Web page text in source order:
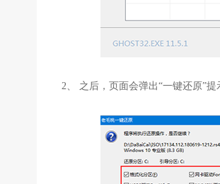
2、 之后，页面会弹出“一键还原”